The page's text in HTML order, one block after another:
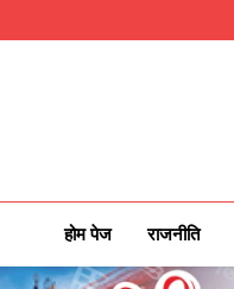
होम पेज राजनीति